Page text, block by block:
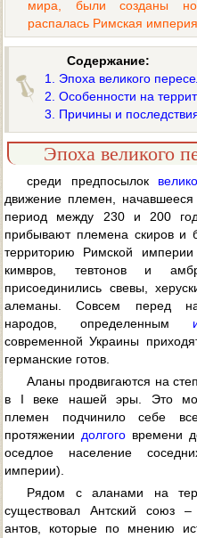
мира, были созданы
распалась Римская империя.
Содержание:
1. Эпоха великого
2. Особенности на
3. Причины и
Эпоха великого
среди предпосылок
движение племен,
период между 230 и 200
прибывают племена скиров и
территорию Римской империи
кимвров, тевтонов и
присоединились свевы,
алеманы. Совсем перед
народов, определенным
современной Украины
германские готов.
Аланы продвигаются на
в I веке нашей эры. Это
племен подчинило себе
протяжении долгого времени
оседлое население
империи).
Рядом с аланами на
существовал Антский союз
антов, которые по мнению